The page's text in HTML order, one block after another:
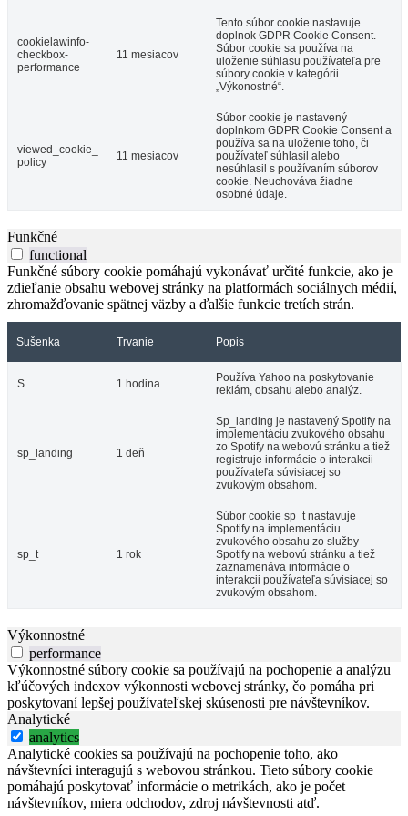
cookielawinfo-
checkbox-
performance
11 mesiacov
Tento súbor cookie nastavuje
doplnok GDPR Cookie Consent.
Súbor cookie sa používa na
uloženie súhlasu používateľa pre
súbory cookie v kategórii
„Výkonostné“.
viewed_cookie_
policy
11 mesiacov
Súbor cookie je nastavený
doplnkom GDPR Cookie Consent a
používa sa na uloženie toho, či
používateľ súhlasil alebo
nesúhlasil s používaním súborov
cookie. Neuchováva žiadne
osobné údaje.
Funkčné
functional
Funkčné súbory cookie pomáhajú vykonávať určité funkcie, ako je
zdieľanie obsahu webovej stránky na platformách sociálnych médií,
zhromažďovanie spätnej väzby a ďalšie funkcie tretích strán.
Sušenka Trvanie Popis
S 1 hodina
Používa Yahoo na poskytovanie
reklám, obsahu alebo analýz.
sp_landing 1 deň
Sp_landing je nastavený Spotify na
implementáciu zvukového obsahu
zo Spotify na webovú stránku a tiež
registruje informácie o interakcii
používateľa súvisiacej so
zvukovým obsahom.
sp_t 1 rok
Súbor cookie sp_t nastavuje
Spotify na implementáciu
zvukového obsahu zo služby
Spotify na webovú stránku a tiež
zaznamenáva informácie o
interakcii používateľa súvisiacej so
zvukovým obsahom.
Výkonnostné
performance
Výkonnostné súbory cookie sa používajú na pochopenie a analýzu
kľúčových indexov výkonnosti webovej stránky, čo pomáha pri
poskytovaní lepšej používateľskej skúsenosti pre návštevníkov.
Analytické
analytics
Analytické cookies sa používajú na pochopenie toho, ako
návštevníci interagujú s webovou stránkou. Tieto súbory cookie
pomáhajú poskytovať informácie o metrikách, ako je počet
návštevníkov, miera odchodov, zdroj návštevnosti atď.